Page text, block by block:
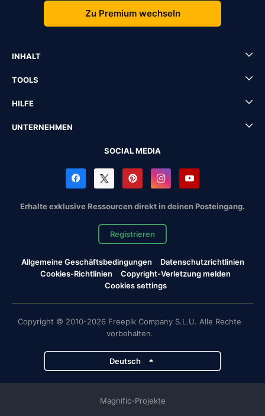
Zu Premium wechseln
INHALT
TOOLS
HILFE
UNTERNEHMEN
SOCIAL MEDIA
Erhalte exklusive Ressourcen direkt in deinen Posteingang.
Registrieren
Allgemeine Geschäftsbedingungen
Datenschutzrichtlinien
Cookies-Richtlinien
Copyright-Verletzung melden
Cookies settings
Copyright © 2010-2026 Freepik Company S.L.U. Alle Rechte
vorbehalten.
Deutsch
Magnific-Projekte